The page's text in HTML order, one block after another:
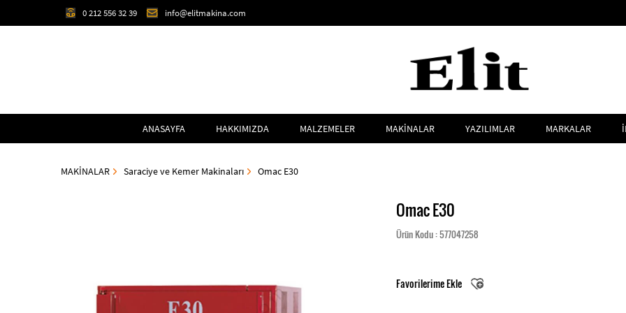
0 212 556 32 39 info@elitmakina.com
ANASAYFA HAKKIMIZDA MALZEMELER MAKİNALAR YAZILIMLAR MARKALAR
MAKİNALAR Saraciye ve Kemer Makinaları Omac E30
Omac E30
Ürün Kodu : 577047258
Favorilerime Ekle